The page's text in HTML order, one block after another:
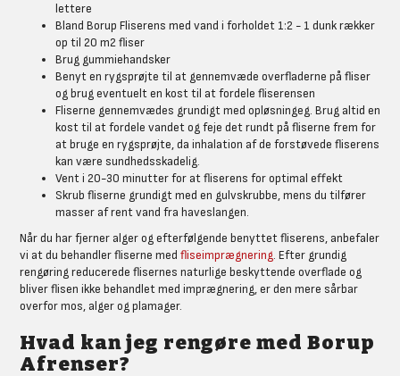
lettere
Bland Borup Fliserens med vand i forholdet 1:2 - 1 dunk rækker
op til 20 m2 fliser
Brug gummiehandsker
Benyt en rygsprøjte til at gennemvæde overfladerne på fliser
og brug eventuelt en kost til at fordele fliserensen
Fliserne gennemvædes grundigt med opløsningeg. Brug altid en
kost til at fordele vandet og feje det rundt på fliserne frem for
at bruge en rygsprøjte, da inhalation af de forstøvede fliserens
kan være sundhedsskadelig.
Vent i 20-30 minutter for at fliserens for optimal effekt
Skrub fliserne grundigt med en gulvskrubbe, mens du tilfører
masser af rent vand fra haveslangen.
Når du har fjerner alger og efterfølgende benyttet fliserens, anbefaler
vi at du behandler fliserne med fliseimprægnering. Efter grundig
rengøring reducerede flisernes naturlige beskyttende overflade og
bliver flisen ikke behandlet med imprægnering, er den mere sårbar
overfor mos, alger og plamager.
Hvad kan jeg rengøre med Borup
Afrenser?